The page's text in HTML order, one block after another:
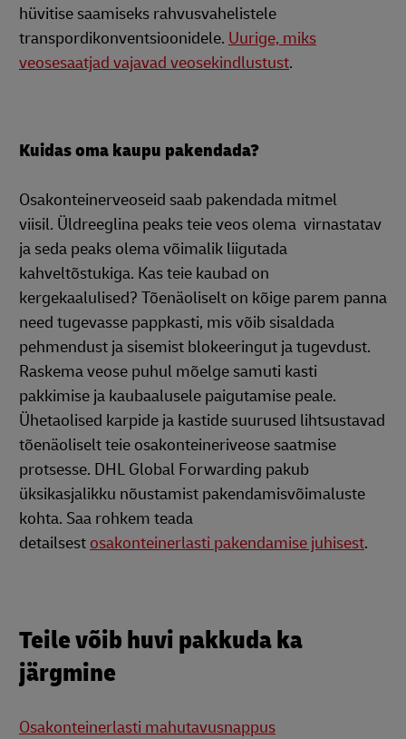
hüvitise saamiseks rahvusvahelistele
transpordikonventsioonidele. Uurige, miks
veosesaatjad vajavad veosekindlustust.
Kuidas oma kaupu pakendada?
Osakonteinerveoseid saab pakendada mitmel
viisil. Üldreeglina peaks teie veos olema virnastatav
ja seda peaks olema võimalik liigutada
kahveltõstukiga. Kas teie kaubad on
kergekaalulised? Tõenäoliselt on kõige parem panna
need tugevasse pappkasti, mis võib sisaldada
pehmendust ja sisemist blokeeringut ja tugevdust.
Raskema veose puhul mõelge samuti kasti
pakkimise ja kaubaalusele paigutamise peale.
Ühetaolised karpide ja kastide suurused lihtsustavad
tõenäoliselt teie osakonteineriveose saatmise
protsesse. DHL Global Forwarding pakub
üksikasjalikku nõustamist pakendamisvõimaluste
kohta. Saa rohkem teada
detailsest osakonteinerlasti pakendamise juhisest.
Teile võib huvi pakkuda ka
järgmine
Osakonteinerlasti mahutavusnappus